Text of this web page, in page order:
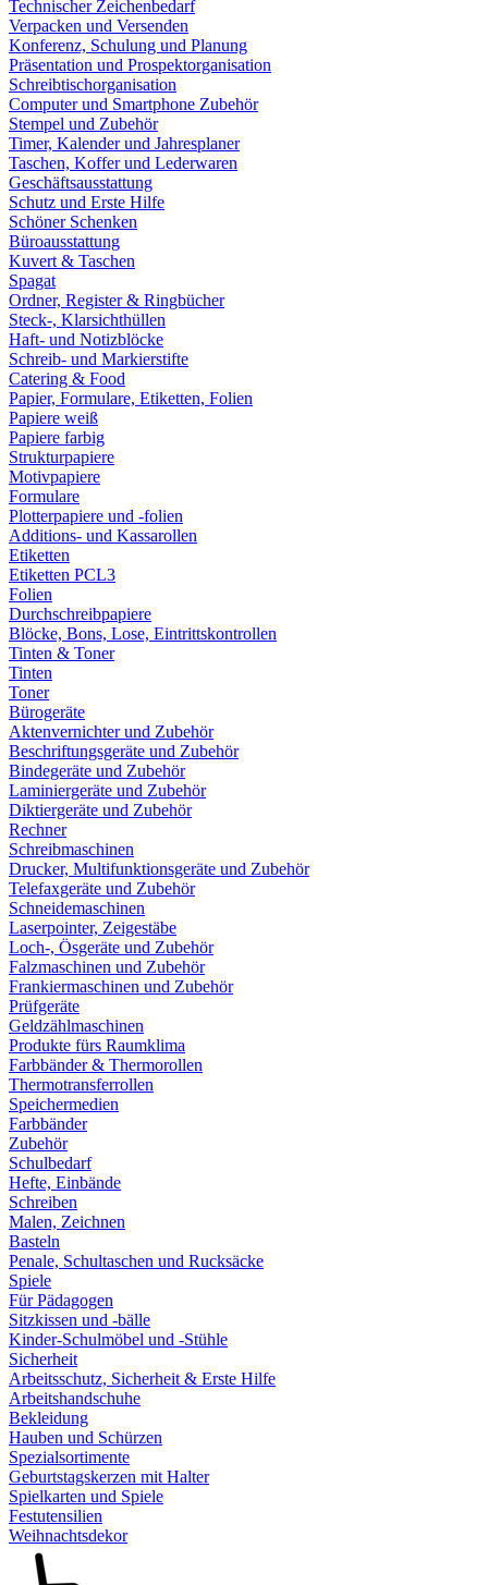
Technischer Zeichenbedarf
Verpacken und Versenden
Konferenz, Schulung und Planung
Präsentation und Prospektorganisation
Schreibtischorganisation
Computer und Smartphone Zubehör
Stempel und Zubehör
Timer, Kalender und Jahresplaner
Taschen, Koffer und Lederwaren
Geschäftsausstattung
Schutz und Erste Hilfe
Schöner Schenken
Büroausstattung
Kuvert & Taschen
Spagat
Ordner, Register & Ringbücher
Steck-, Klarsichthüllen
Haft- und Notizblöcke
Schreib- und Markierstifte
Catering & Food
Papier, Formulare, Etiketten, Folien
Papiere weiß
Papiere farbig
Strukturpapiere
Motivpapiere
Formulare
Plotterpapiere und -folien
Additions- und Kassarollen
Etiketten
Etiketten PCL3
Folien
Durchschreibpapiere
Blöcke, Bons, Lose, Eintrittskontrollen
Tinten & Toner
Tinten
Toner
Bürogeräte
Aktenvernichter und Zubehör
Beschriftungsgeräte und Zubehör
Bindegeräte und Zubehör
Laminiergeräte und Zubehör
Diktiergeräte und Zubehör
Rechner
Schreibmaschinen
Drucker, Multifunktionsgeräte und Zubehör
Telefaxgeräte und Zubehör
Schneidemaschinen
Laserpointer, Zeigestäbe
Loch-, Ösgeräte und Zubehör
Falzmaschinen und Zubehör
Frankiermaschinen und Zubehör
Prüfgeräte
Geldzählmaschinen
Produkte fürs Raumklima
Farbbänder & Thermorollen
Thermotransferrollen
Speichermedien
Farbbänder
Zubehör
Schulbedarf
Hefte, Einbände
Schreiben
Malen, Zeichnen
Basteln
Penale, Schultaschen und Rucksäcke
Spiele
Für Pädagogen
Sitzkissen und -bälle
Kinder-Schulmöbel und -Stühle
Sicherheit
Arbeitsschutz, Sicherheit & Erste Hilfe
Arbeitshandschuhe
Bekleidung
Hauben und Schürzen
Spezialsortimente
Geburtstagskerzen mit Halter
Spielkarten und Spiele
Festutensilien
Weihnachtsdekor